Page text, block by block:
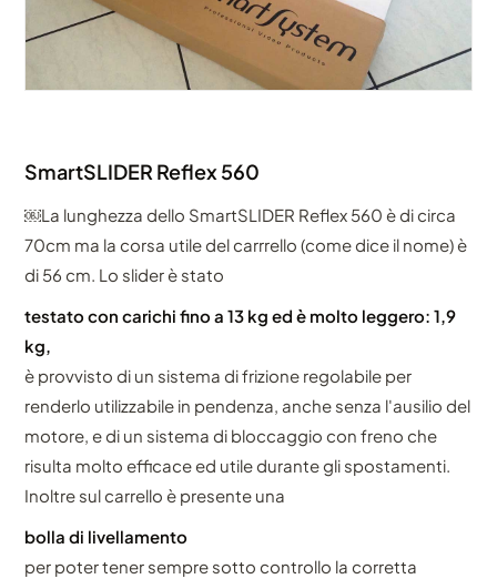
SmartSLIDER Reflex 560
￼La lunghezza dello SmartSLIDER Reflex 560 è di circa
70cm ma la corsa utile del carrrello (come dice il nome) è
di 56 cm. Lo slider è stato
testato con carichi fino a 13 kg ed è molto leggero: 1,9
kg,
è provvisto di un sistema di frizione regolabile per
renderlo utilizzabile in pendenza, anche senza l'ausilio del
motore, e di un sistema di bloccaggio con freno che
risulta molto efficace ed utile durante gli spostamenti.
Inoltre sul carrello è presente una
bolla di livellamento
per poter tener sempre sotto controllo la corretta